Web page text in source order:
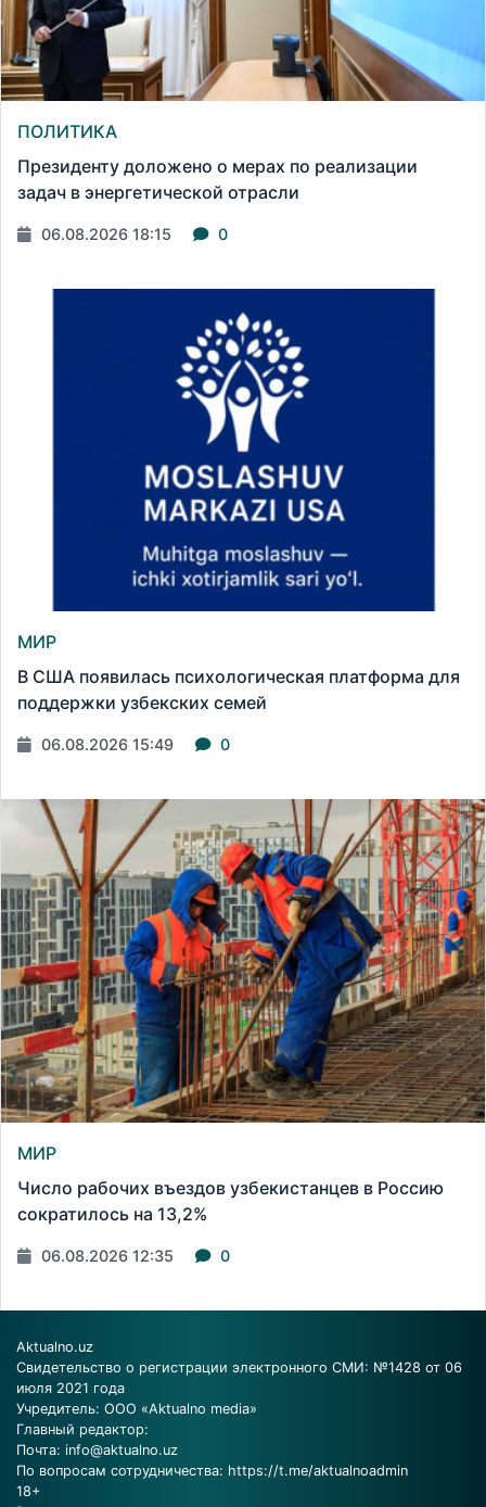
ПОЛИТИКА
Президенту доложено о мерах по реализации
задач в энергетической отрасли
06.08.2026 18:15 0
МИР
В США появилась психологическая платформа для
поддержки узбекских семей
06.08.2026 15:49 0
МИР
Число рабочих въездов узбекистанцев в Россию
сократилось на 13,2%
06.08.2026 12:35 0
Aktualno.uz
Свидетельство о регистрации электронного СМИ: №1428 от 06
июля 2021 года
Учредитель: ООО «Aktualno media»
Главный редактор:
Почта: info@aktualno.uz
По вопросам сотрудничества: https://t.me/aktualnoadmin
18+